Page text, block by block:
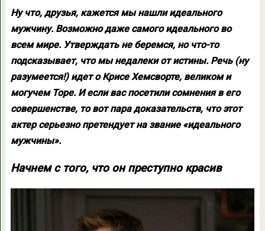
Ну что, друзья, кажется мы нашли идеального
мужчину. Возможно даже самого идеального во
всем мире. Утверждать не беремся, но что-то
подсказывает, что мы недалеки от истины. Речь (ну
разумеется!) идет о Крисе Хемсворте, великом и
могучем Торе. И если вас посетили сомнения в его
совершенстве, то вот пара доказательств, что этот
актер серьезно претендует на звание «идеального
мужчины».
Начнем с того, что он преступно красив